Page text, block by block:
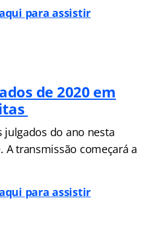
para assistir
de 2020 em
julgados do ano nesta
A transmissão começará a
para assistir